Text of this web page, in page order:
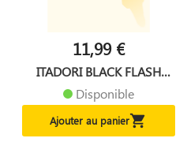
11,99 €
ITADORI BLACK FLASH
Disponible
Ajouter au panier